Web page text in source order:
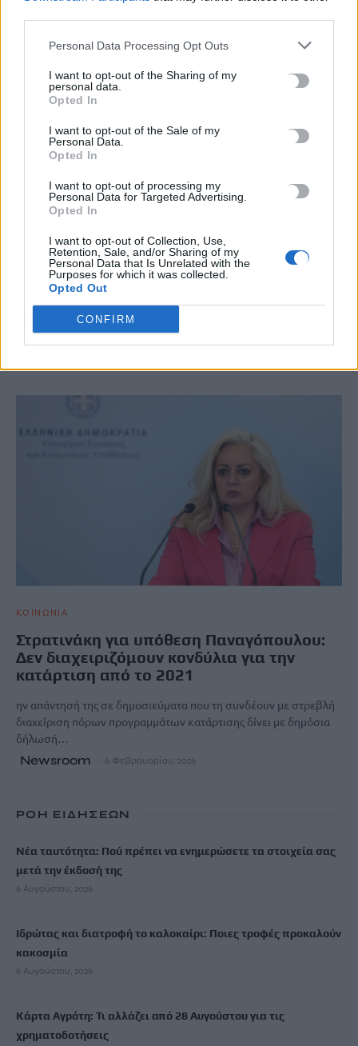
Personal Data Processing Opt Outs
I want to opt-out of the Sharing of my
personal data.
Opted In
I want to opt-out of the Sale of my
Personal Data.
Opted In
I want to opt-out of processing my
Personal Data for Targeted Advertising.
Opted In
I want to opt-out of Collection, Use,
Retention, Sale, and/or Sharing of my
Personal Data that Is Unrelated with the
Purposes for which it was collected.
Opted Out
CONFIRM
OFF THE RECORD
Υπόθεση Παναγόπουλου: Έρευνα μέχρι
και την Κρήτη
Δεν ξέρω πόσοι πέσανε από τα σύννεφα όταν μάθανε ότι ο…
ισόβιος πρόεδρος της ΓΣΕΕ, Γιάννης Παναγόπουλος, ερευνάται…
ΚΟΙΝΩΝΙΑ
Στρατινάκη για υπόθεση Παναγόπουλου:
Δεν διαχειριζόμουν κονδύλια για την
κατάρτιση από το 2021
ην απάντησή της σε δημοσιεύματα που τη συνδέουν με στρεβλή
διαχείριση πόρων προγραμμάτων κατάρτισης δίνει με δημόσια
δήλωσή…
Newsroom 6 Φεβρουαρίου, 2026
ΡΟΗ ΕΙΔΗΣΕΩΝ
Νέα ταυτότητα: Πού πρέπει να ενημερώσετε τα στοιχεία σας
μετά την έκδοσή της
6 Αυγούστου, 2026
Ιδρώτας και διατροφή το καλοκαίρι: Ποιες τροφές προκαλούν
κακοσμία
6 Αυγούστου, 2026
Κάρτα Αγρότη: Τι αλλάζει από 28 Αυγούστου για τις
χρηματοδοτήσεις